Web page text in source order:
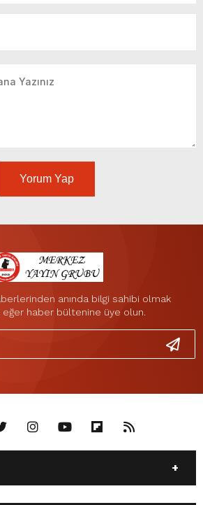
Yorum Yap
anında bilgi sahibi olmak
eğer haber bültenine üye olun.
GÜNDEM